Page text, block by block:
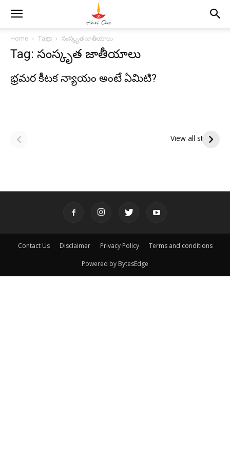
Home Tags సంస్కృత జాతీయాలు
Tag: సంస్కృత జాతీయాలు
భ్రమర కీటక న్యాయం అంటే ఏమిటి?
View all stories
పితృదేవతల ఆశీర్వాదం
పొందే పవిత్ర రోజు
ఇంద్రకీలాద్రి గిరి ప్రదక్షిణ
Contact Us Disclaimer Privacy Policy Terms and conditions
Powered by BytesEdge